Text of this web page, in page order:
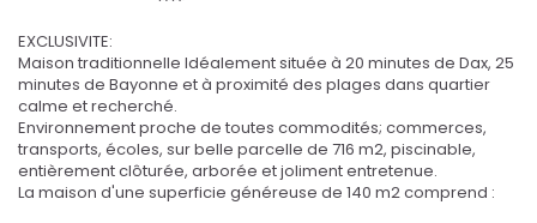
EXCLUSIVITE:
Maison traditionnelle Idéalement située à 20 minutes de Dax, 25
minutes de Bayonne et à proximité des plages dans quartier
calme et recherché.
Environnement proche de toutes commodités; commerces,
transports, écoles, sur belle parcelle de 716 m2, piscinable,
entièrement clôturée, arborée et joliment entretenue.
La maison d'une superficie généreuse de 140 m2 comprend :